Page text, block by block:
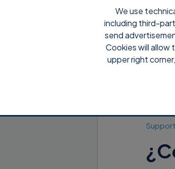
We use
including third-
send
Cookies will allow
upper right
Support